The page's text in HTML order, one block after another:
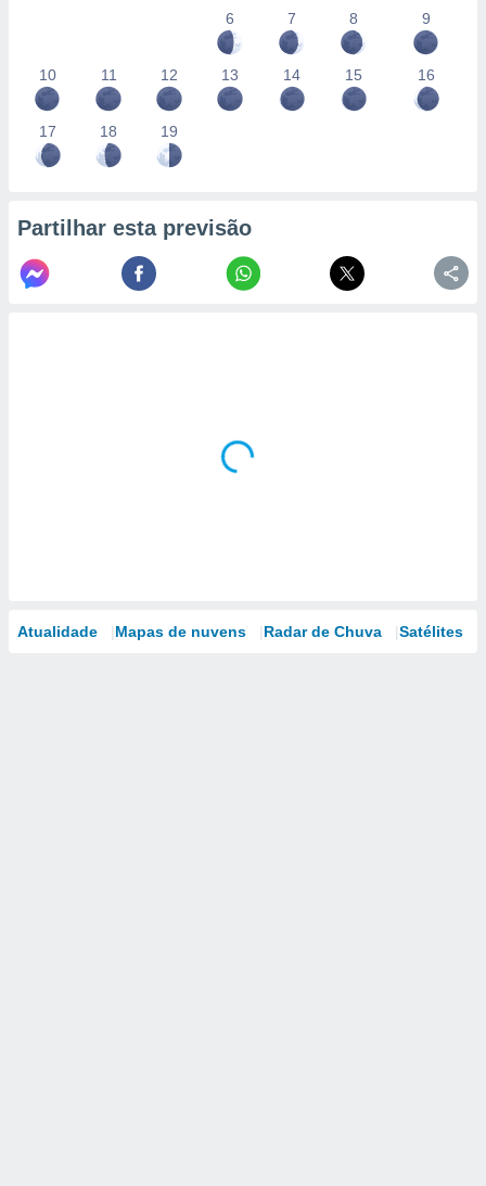
6
7 8 9
10 11 12 13 14 15 16
17 18 19
Partilhar esta previsão
Atualidade Mapas de nuvens Radar de Chuva Satélites